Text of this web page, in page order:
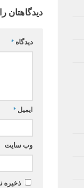
دیدگاهتان
دیدگاه *
ایمیل *
وب‌ سایت
ذخیره